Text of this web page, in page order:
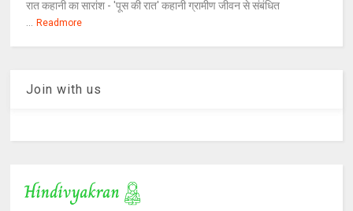
रात कहानी का सारांश - 'पूस की रात' कहानी ग्रामीण जीवन से संबंधित
... Readmore
Join with us